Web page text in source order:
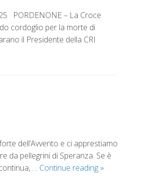
PORDENONE – La Croce
cordoglio per la morte di
il Presidente della CRI
dell’Avvento e ci apprestiamo
da pellegrini di Speranza. Se è
… Continue reading »